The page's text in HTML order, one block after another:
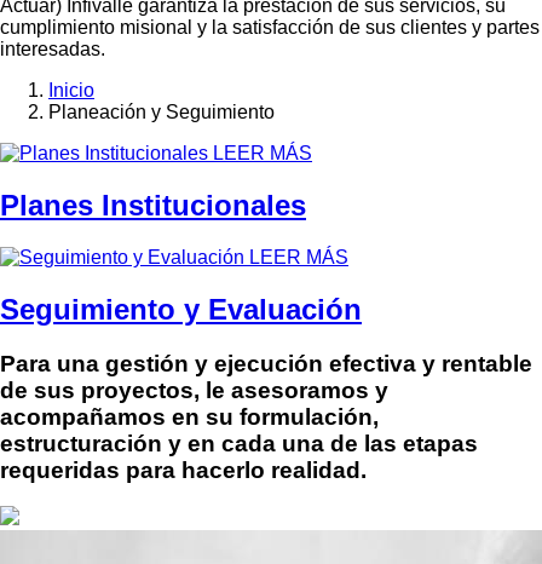
Actuar) Infivalle garantiza la prestación de sus servicios, su
cumplimiento misional y la satisfacción de sus clientes y partes
interesadas.
Sobrescribir
enlaces
de
ayuda
a
navegación
Inicio
Planeación y Seguimiento
LEER MÁS
Planes Institucionales
LEER MÁS
Seguimiento y Evaluación
Para una gestión y ejecución efectiva y rentable
de sus proyectos, le asesoramos y
acompañamos en su formulación,
estructuración y en cada una de las etapas
requeridas para hacerlo realidad.